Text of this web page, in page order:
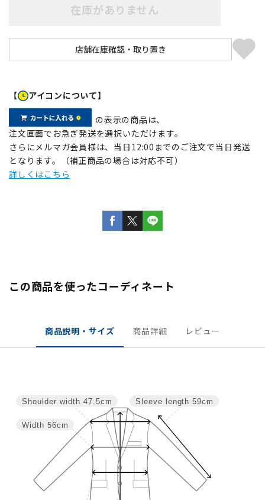
在庫がありません
【 アイコンについて】
の表示の商品は、
注文画面でお急ぎ発送を選択いただけます。
さらにメルマガ会員様は、当日12:00までのご注文で当日発送
となります。（補正商品の場合は対応不可）
詳しくはこちら
この商品を使ったコーディネート
商品説明・サイズ 商品詳細 レビュー
Sleeve length 59cm
Width 56cm
Shoulder width 47.5cm